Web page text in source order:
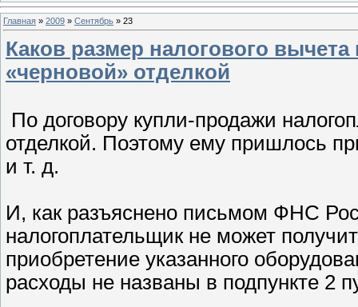
Главная » 2009 » Сентябрь » 23
Каков размер налогового
«черновой» отделкой
По договору купли-продажи
отделкой. Поэтому ему пришлось
и т. д.
И, как разъяснено письмом ФНС
налогоплательщик не может
приобретение указанного
расходы не названы в подпункте 2